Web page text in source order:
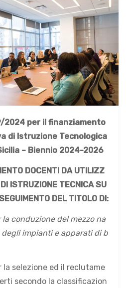
2024 per il finanziamento
di Istruzione Tecnologica
– Biennio 2024-2026
DOCENTI DA UTILIZZ
ISTRUZIONE TECNICA SU
DEL TITOLO DI:
la conduzione del mezzo na
degli impianti e apparati di b
la selezione ed il reclutame
secondo la classificazion